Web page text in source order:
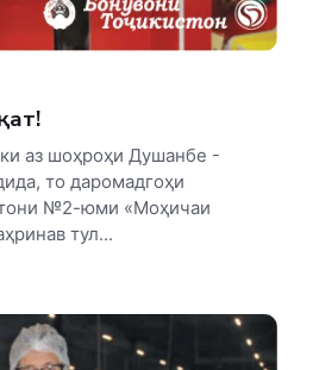
аз шоҳроҳи Душанбе -
то даромадгоҳи
№2-юми «Моҳичаи
тул...